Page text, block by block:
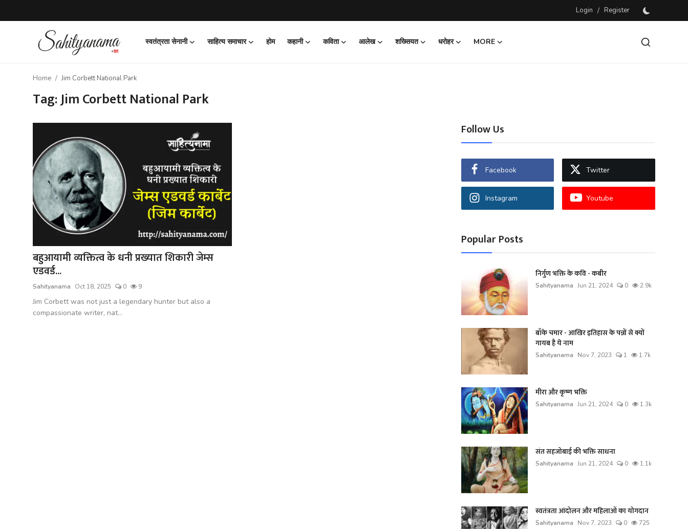
Login / Register
स्वतंत्रता सेनानी साहित्य समाचार होम कहानी कविता आलेख शख्सियत धरोहर
MORE
Register
यात्रावृत्तांत
Home Jim Corbett National Park
Tag: Jim Corbett National Park
बहुआयामी व्यक्तित्व के धनी प्रख्यात शिकारी जेम्स
एडवर्ड...
Sahityanama Oct 18, 2025 0 9
Jim Corbett was not just a legendary hunter but also a
compassionate writer, nat...
Follow Us
Facebook Twitter
Instagram Youtube
Popular Posts
निर्गुण भक्ति के कवि - कबीर
Sahityanama Jun 21, 2024 0 2.9k
बाँके चमार - आखिर इतिहास के पन्नों से क्यों
गायब है ये नाम
Sahityanama Nov 7, 2023 1 1.7k
मीरा और कृष्ण भक्ति
Sahityanama Jun 21, 2024 0 1.3k
संत सहजोबाई की भक्ति साधना
Sahityanama Jun 21, 2024 0 1.1k
स्वतंत्रता आंदोलन और महिलाओं का योगदान
Sahityanama Nov 7, 2023 0 725